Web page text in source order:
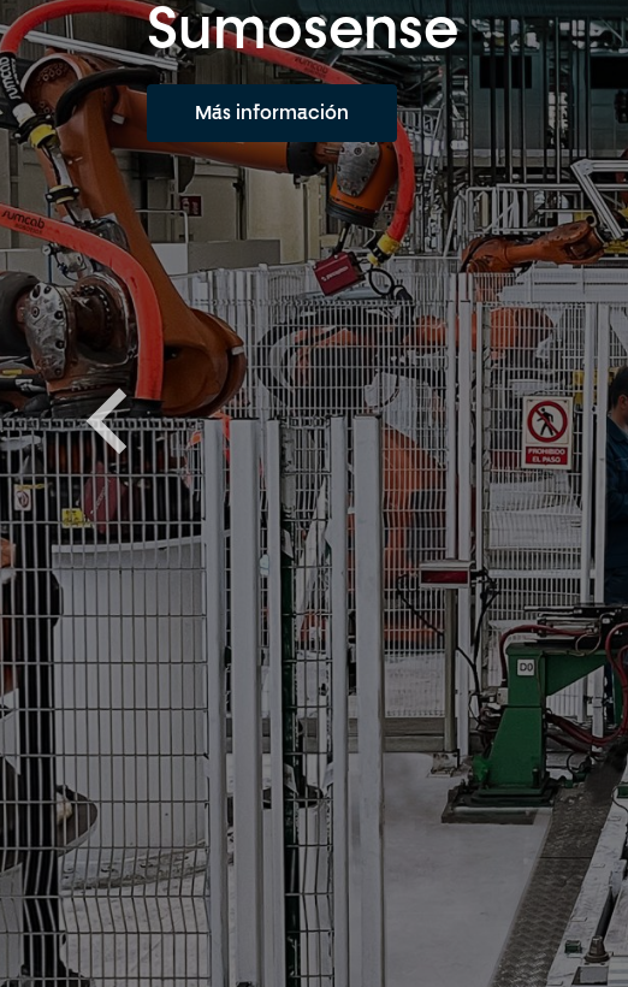
Sumosense
Más información